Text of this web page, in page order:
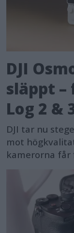
DJI
släppt –
Log 2 &
DJI tar nu
mot
kamerorna